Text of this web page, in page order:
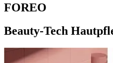
FOREO
Beauty-Tech